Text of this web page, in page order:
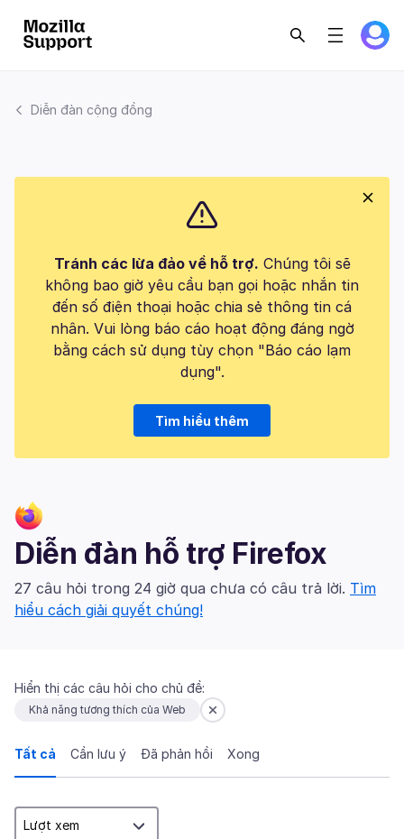
Diễn đàn cộng đồng
Tránh các lừa đảo về hỗ trợ. Chúng tôi sẽ
không bao giờ yêu cầu bạn gọi hoặc nhắn tin
đến số điện thoại hoặc chia sẻ thông tin cá
nhân. Vui lòng báo cáo hoạt động đáng ngờ
bằng cách sử dụng tùy chọn "Báo cáo lạm
dụng".
Tìm hiểu thêm
Diễn đàn hỗ trợ Firefox
27 câu hỏi trong 24 giờ qua chưa có câu trả lời. Tìm
hiểu cách giải quyết chúng!
Hiển thị các câu hỏi cho chủ đề:
Khả năng tương thích của Web
Tất cả Cần lưu ý Đã phản hồi Xong